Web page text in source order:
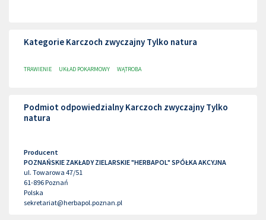
Kategorie Karczoch zwyczajny Tylko natura
TRAWIENIE UKŁAD POKARMOWY WĄTROBA
Podmiot odpowiedzialny Karczoch zwyczajny Tylko
natura
Producent
POZNAŃSKIE ZAKŁADY ZIELARSKIE "HERBAPOL" SPÓŁKA AKCYJNA
ul. Towarowa 47/51
61-896Poznań
Polska
sekretariat@herbapol.poznan.pl